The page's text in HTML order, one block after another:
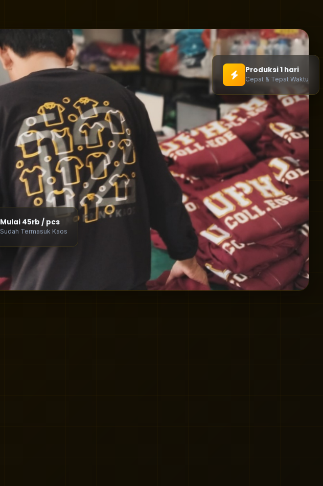
Produksi 1 hari
Cepat & Tepat Waktu
Mulai 45rb / pcs
Sudah Termasuk Kaos